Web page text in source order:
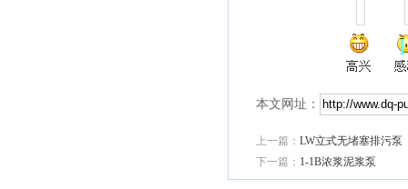
本文网址：
上一篇： LW立式无堵塞排污泵
下一篇： 1-1B浓浆泥浆泵